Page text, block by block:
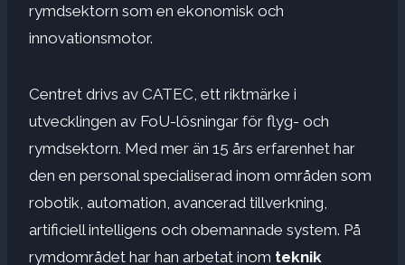
rymdsektorn som en ekonomisk och
innovationsmotor.
Centret drivs av CATEC, ett riktmärke i
utvecklingen av FoU-lösningar för flyg- och
rymdsektorn. Med mer än 15 års erfarenhet har
den en personal specialiserad inom områden som
robotik, automation, avancerad tillverkning,
artificiell intelligens och obemannade system. På
rymdområdet har han arbetat inom teknik